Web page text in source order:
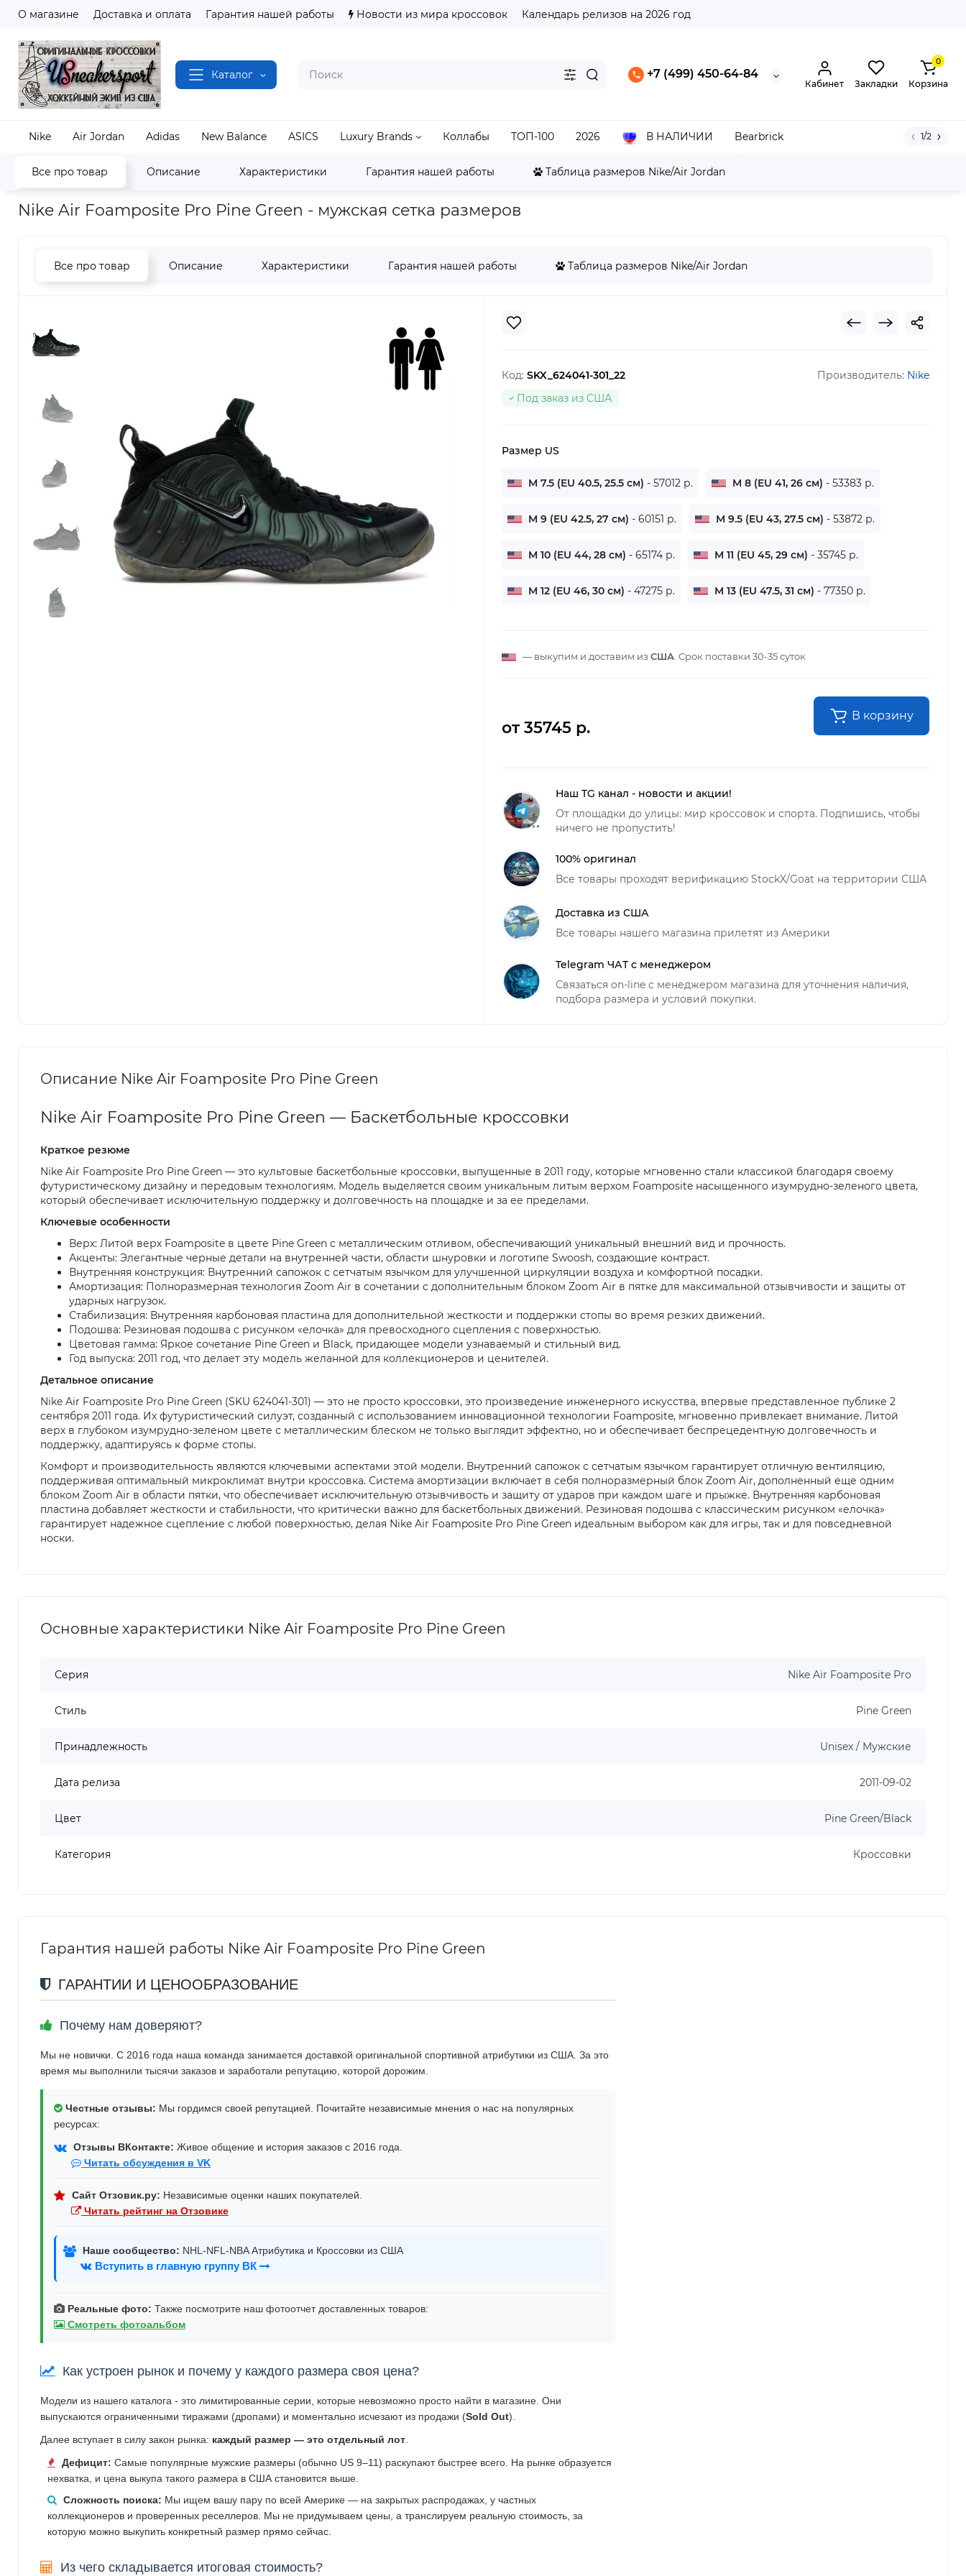
О магазине Доставка и оплата Гарантия нашей работы Новости из мира кроссовок Календарь релизов на 2026 год
Каталог +7 (499) 450-64-84
Кабинет Закладки
0
Корзина
Nike Air Jordan Adidas New Balance ASICS Luxury Brands Коллабы ТОП-100 2026 В НАЛИЧИИ Bearbrick 1/2
Все про товар Описание Характеристики Гарантия нашей работы Таблица размеров Nike/Air Jordan
Наш магазин Полный каталог кроссовок Nike Foamposite Nike Air Foamposite Pro Pine Green
Nike Air Foamposite Pro Pine Green - мужская сетка размеров
Все про товар Описание Характеристики Гарантия нашей работы Таблица размеров Nike/Air Jordan
Код: SKX_624041-301_22 Производитель: Nike
Под заказ из США
Размер US
M 7.5 (EU 40.5, 25.5 см) - 57012 р. M 8 (EU 41, 26 см) - 53383 р.
M 9 (EU 42.5, 27 см) - 60151 р. M 9.5 (EU 43, 27.5 см) - 53872 р.
M 10 (EU 44, 28 см) - 65174 р. M 11 (EU 45, 29 см) - 35745 р.
M 12 (EU 46, 30 см) - 47275 р. M 13 (EU 47.5, 31 см) - 77350 р.
— выкупим и доставим из США . Срок поставки 30-35 суток
от 35745 р.
В корзину
Наш TG канал - новости и акции!
От площадки до улицы: мир кроссовок и спорта. Подпишись, чтобы
ничего не пропустить!
100% оригинал
Все товары проходят верификацию StockX/Goat на территории США
Доставка из США
Все товары нашего магазина прилетят из Америки
Telegram ЧАТ с менеджером
Связаться on-line с менеджером магазина для уточнения наличия,
подбора размера и условий покупки.
Описание Nike Air Foamposite Pro Pine Green
Nike Air Foamposite Pro Pine Green — Баскетбольные кроссовки
Краткое резюме
Nike Air Foamposite Pro Pine Green — это культовые баскетбольные кроссовки, выпущенные в 2011 году, которые мгновенно стали классикой благодаря своему
футуристическому дизайну и передовым технологиям. Модель выделяется своим уникальным литым верхом Foamposite насыщенного изумрудно-зеленого цвета,
который обеспечивает исключительную поддержку и долговечность на площадке и за ее пределами.
Ключевые особенности
Верх: Литой верх Foamposite в цвете Pine Green с металлическим отливом, обеспечивающий уникальный внешний вид и прочность.
Акценты: Элегантные черные детали на внутренней части, области шнуровки и логотипе Swoosh, создающие контраст.
Внутренняя конструкция: Внутренний сапожок с сетчатым язычком для улучшенной циркуляции воздуха и комфортной посадки.
Амортизация: Полноразмерная технология Zoom Air в сочетании с дополнительным блоком Zoom Air в пятке для максимальной отзывчивости и защиты от
ударных нагрузок.
Стабилизация: Внутренняя карбоновая пластина для дополнительной жесткости и поддержки стопы во время резких движений.
Подошва: Резиновая подошва с рисунком «елочка» для превосходного сцепления с поверхностью.
Цветовая гамма: Яркое сочетание Pine Green и Black, придающее модели узнаваемый и стильный вид.
Год выпуска: 2011 год, что делает эту модель желанной для коллекционеров и ценителей.
Детальное описание
Nike Air Foamposite Pro Pine Green (SKU 624041-301) — это не просто кроссовки, это произведение инженерного искусства, впервые представленное публике 2
сентября 2011 года. Их футуристический силуэт, созданный с использованием инновационной технологии Foamposite, мгновенно привлекает внимание. Литой
верх в глубоком изумрудно-зеленом цвете с металлическим блеском не только выглядит эффектно, но и обеспечивает беспрецедентную долговечность и
поддержку, адаптируясь к форме стопы.
Комфорт и производительность являются ключевыми аспектами этой модели. Внутренний сапожок с сетчатым язычком гарантирует отличную вентиляцию,
поддерживая оптимальный микроклимат внутри кроссовка. Система амортизации включает в себя полноразмерный блок Zoom Air, дополненный еще одним
блоком Zoom Air в области пятки, что обеспечивает исключительную отзывчивость и защиту от ударов при каждом шаге и прыжке. Внутренняя карбоновая
пластина добавляет жесткости и стабильности, что критически важно для баскетбольных движений. Резиновая подошва с классическим рисунком «елочка»
гарантирует надежное сцепление с любой поверхностью, делая Nike Air Foamposite Pro Pine Green идеальным выбором как для игры, так и для повседневной
носки.
Основные характеристики Nike Air Foamposite Pro Pine Green
Серия Nike Air Foamposite Pro
Стиль Pine Green
Принадлежность Unisex / Мужские
Дата релиза 2011-09-02
Цвет Pine Green/Black
Категория Кроссовки
Гарантия нашей работы Nike Air Foamposite Pro Pine Green
ГАРАНТИИ И ЦЕНООБРАЗОВАНИЕ
Почему нам доверяют?
Мы не новички. С 2016 года наша команда занимается доставкой оригинальной спортивной атрибутики из США. За это
время мы выполнили тысячи заказов и заработали репутацию, которой дорожим.
Честные отзывы: Мы гордимся своей репутацией. Почитайте независимые мнения о нас на популярных
ресурсах:
Отзывы ВКонтакте: Живое общение и история заказов с 2016 года.
Читать обсуждения в VK
Сайт Отзовик.ру: Независимые оценки наших покупателей.
Читать рейтинг на Отзовике
Наше сообщество: NHL-NFL-NBA Атрибутика и Кроссовки из США
Вступить в главную группу ВК
Реальные фото: Также посмотрите наш фотоотчет доставленных товаров:
Смотреть фотоальбом
Как устроен рынок и почему у каждого размера своя цена?
Модели из нашего каталога - это лимитированные серии, которые невозможно просто найти в магазине. Они
выпускаются ограниченными тиражами (дропами) и моментально исчезают из продажи (Sold Out).
Далее вступает в силу закон рынка: каждый размер — это отдельный лот
Дефицит: Самые популярные мужские размеры (обычно US 9–11) раскупают быстрее всего. На рынке образуется
нехватка, и цена выкупа такого размера в США становится выше.
Сложность поиска: Мы ищем вашу пару по всей Америке — на закрытых распродажах, у частных
коллекционеров и проверенных реселлеров. Мы не придумываем цены, а транслируем реальную стоимость, за
которую можно выкупить конкретный размер прямо сейчас.
Из чего складывается итоговая стоимость?